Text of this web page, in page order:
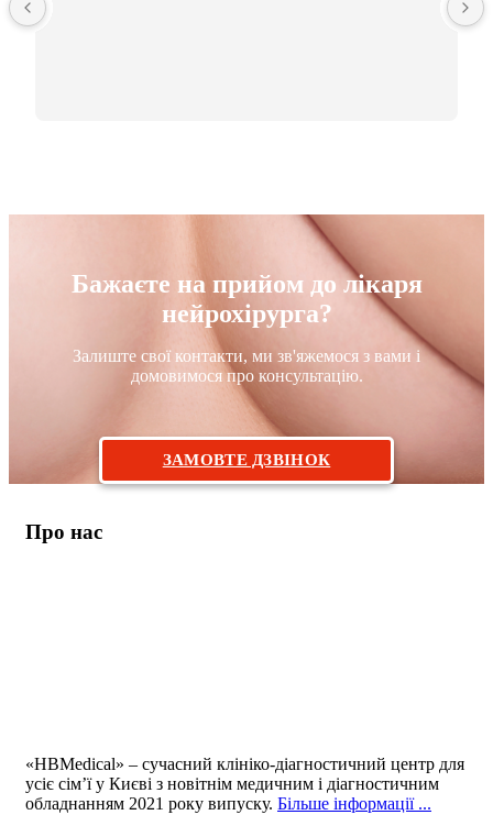
Бажаєте на прийом до лікаря
нейрохірурга?
Залиште свої контакти, ми зв'яжемося з вами і
домовимося про консультацію.
ЗАМОВТЕ ДЗВІНОК
Про нас
«HBMedical» – сучасний клініко-діагностичний центр для
усіє сім’ї у Києві з новітнім медичним і діагностичним
обладнанням 2021 року випуску. Більше інформації ...